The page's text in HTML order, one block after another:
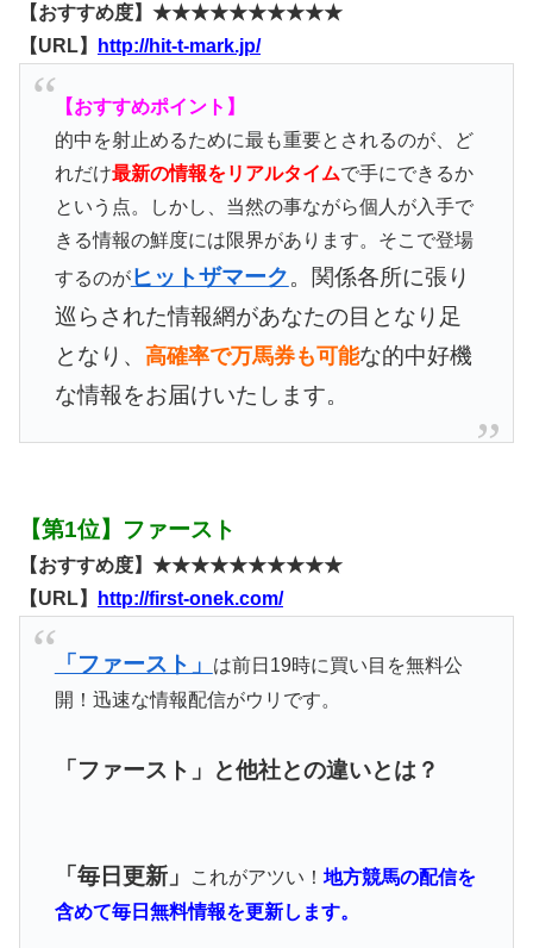
【おすすめ度】★★★★★★★★★★
【URL】
http://hit-t-mark.jp/
【おすすめポイント】
的中を射止めるために最も重要とされるのが、ど
れだけ最新の情報をリアルタイムで手にできるか
という点。しかし、当然の事ながら個人が入手で
きる情報の鮮度には限界があります。そこで登場
するのがヒットザマーク。関係各所に張り
巡らされた情報網があなたの目となり足
となり、 高確率で万馬券も可能な的中好機
な情報をお届けいたします。
【第1位】ファースト
【おすすめ度】★★★★★★★★★★
【URL】
http://first-onek.com/
「ファースト」
は前日19時に買い目を無料公
開！迅速な情報配信がウリです。
「ファースト」と他社との違いとは？
「毎日更新」 これがアツい！ 地方競馬の配信を
含めて毎日無料情報を更新します。